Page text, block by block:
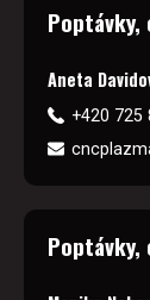
Poptávky,
Aneta
+420 725
Poptávky,